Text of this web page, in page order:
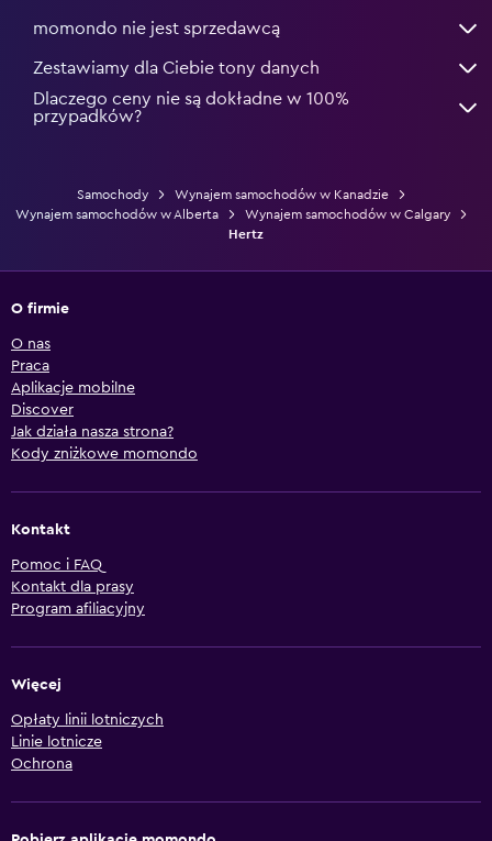
momondo nie jest sprzedawcą
Zestawiamy dla Ciebie tony danych
Dlaczego ceny nie są dokładne w 100%
przypadków?
Samochody
Wynajem samochodów w Kanadzie
Wynajem samochodów w Alberta
Wynajem samochodów w Calgary
Hertz
O firmie
O nas
Praca
Aplikacje mobilne
Discover
Jak działa nasza strona?
Kody zniżkowe momondo
Kontakt
Pomoc i FAQ
Kontakt dla prasy
Program afiliacyjny
Więcej
Opłaty linii lotniczych
Linie lotnicze
Ochrona